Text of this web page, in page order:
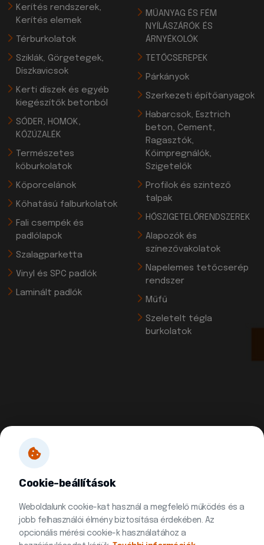
Kerítés rendszerek,
Kerítés elemek
Térburkolatok
Sziklák, Görgetegek,
Díszkavicsok
Kerti díszek és egyéb
kiegészítők betonból
SÓDER, HOMOK,
KŐZÚZALÉK
Természetes
kőburkolatok
Kőporcelánok
Kőhatású falburkolatok
Fali csempék és
padlólapok
Szalagparketta
Vinyl és SPC padlók
Laminált padlók
MŰANYAG ÉS FÉM
NYÍLÁSZÁRÓK ÉS
ÁRNYÉKOLÓK
TETŐCSEREPEK
Párkányok
Szerkezeti építőanyagok
Habarcsok, Esztrich
beton, Cement,
Ragasztók,
Kőimpregnálók,
Szigetelők
Profilok és szintező
talpak
HŐSZIGETELŐRENDSZEREK
Alapozók és
színezővakolatok
Napelemes tetőcserép
rendszer
Műfű
Szeletelt tégla
burkolatok
Cookie-beállítások
Weboldalunk cookie-kat használ a megfelelő működés és a
jobb felhasználói élmény biztosítása érdekében. Az
opcionális mérési cookie-k használatához a